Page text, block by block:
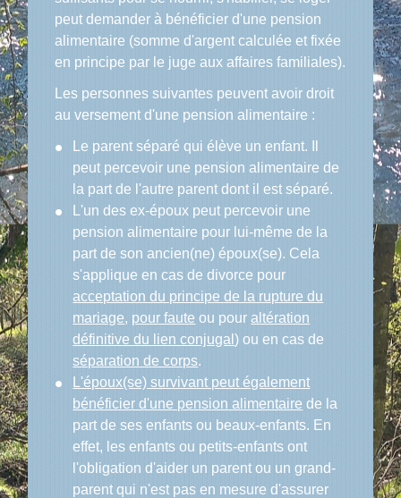
peut demander à bénéficier d'une pension
alimentaire (somme d'argent calculée et fixée
en principe par le juge aux affaires familiales).
Les personnes suivantes peuvent avoir droit
au versement d'une pension alimentaire :
Le parent séparé qui élève un enfant. Il
peut percevoir une pension alimentaire de
la part de l'autre parent dont il est séparé.
L'un des ex-époux peut percevoir une
pension alimentaire pour lui-même de la
part de son ancien(ne) époux(se). Cela
s'applique en cas de divorce pour
acceptation du principe de la rupture du
mariage, pour faute ou pouraltération
définitive du lien conjugal) ou en cas de
séparation de corps.
L'époux(se) survivant peut également
bénéficier d'une pension alimentaire de la
part de ses enfants ou beaux-enfants. En
effet, les enfants ou petits-enfants ont
l'obligation d'aider un parent ou un grand-
parent qui n'est pas en mesure d'assurer